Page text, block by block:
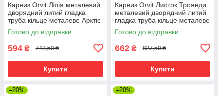
Карниз Orvit Лілія металевий
дворядний литий гладка
труба кільце металеве Арктіс
16\16 мм 120 см (00-
00012358)
Готово до відправки
594 ₴ 742,50 ₴
Купити
Карниз Orvit Листок Троянди
металевий дворядний литий
гладка труба кільце металеве
Арктіс 16\16 мм 120 см (00-
00012349)
Готово до відправки
662 ₴ 827,50 ₴
Купити
–20% –20%